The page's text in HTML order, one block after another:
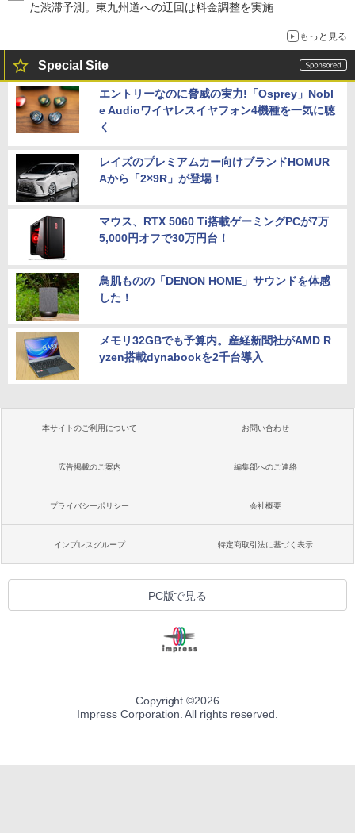
た渋滞予測。東九州道への迂回は料金調整を実施
もっと見る
Special Site
エントリーなのに脅威の実力!「Osprey」Nobl
e Audioワイヤレスイヤフォン4機種を一気に聴
く
レイズのプレミアムカー向けブランドHOMUR
Aから「2×9R」が登場！
マウス、RTX 5060 Ti搭載ゲーミングPCが7万
5,000円オフで30万円台！
鳥肌ものの「DENON HOME」サウンドを体感
した！
メモリ32GBでも予算内。産経新聞社がAMD R
yzen搭載dynabookを2千台導入
本サイトのご利用について お問い合わせ
広告掲載のご案内 編集部へのご連絡
プライバシーポリシー 会社概要
インプレスグループ 特定商取引法に基づく表示
PC版で見る
Copyright ©2026
Impress Corporation. All rights reserved.